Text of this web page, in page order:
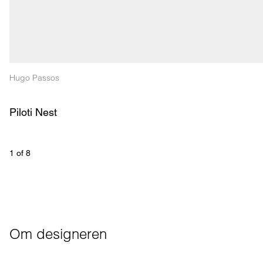
Hugo Passos
Piloti Nest
1 of 8
Om designeren